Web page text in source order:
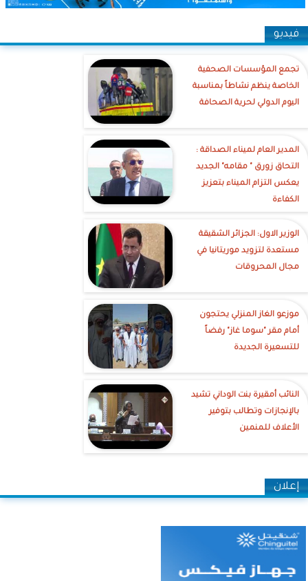
فيديو
تجمع المؤسسات الصحفية
الخاصة ينظم نشاطاً بمناسبة
اليوم الدولي لحرية الصحافة
‎المدير العام لميناء الصداقة :
التحاق زورق " مقامه" الجديد
يعكس التزام الميناء بتعزيز
الكفاءة
الوزير الاول: الجزائر الشقيقة
مستعدة لتزويد موريتانيا في
مجال المحروقات
موزعو الغاز المنزلي يحتجون
أمام مقر "سوما غاز" رفضاً
للتسعيرة الجديدة
النائب أمقيرة بنت الوداني تشيد
بالإنجازات وتطالب بتوفير
الأعلاف للمنمين
إعلان